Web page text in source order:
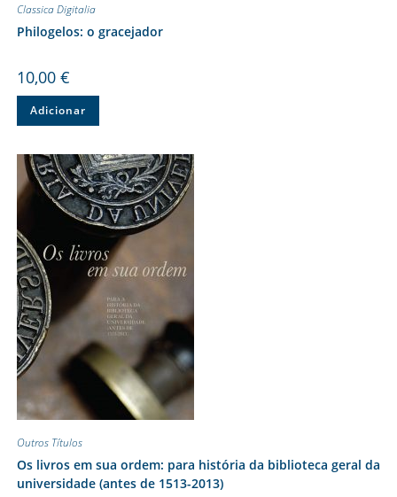
Classica Digitalia
Philogelos: o gracejador
10,00 €
Adicionar
Outros Títulos
Os livros em sua ordem: para história da biblioteca geral da
universidade (antes de 1513-2013)